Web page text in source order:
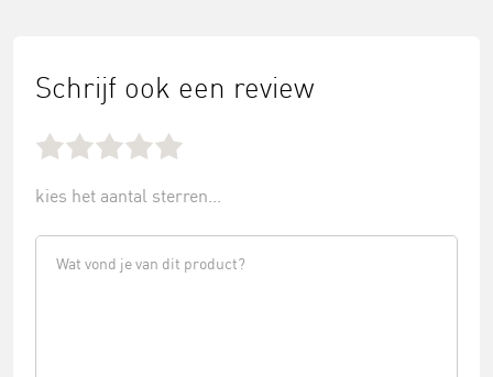
Schrijf ook een review
kies het aantal sterren...